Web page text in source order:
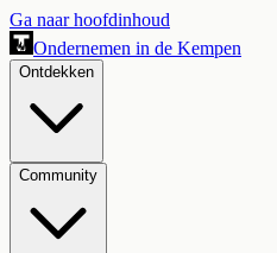
Ga naar hoofdinhoud
Ondernemen in de Kempen
Ontdekken
Community